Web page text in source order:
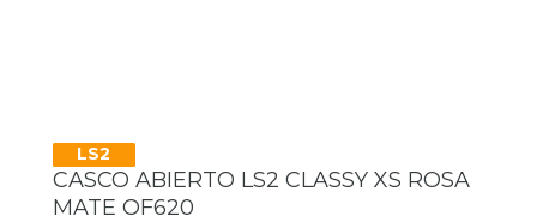
LS2
CASCO ABIERTO LS2 CLASSY XS ROSA
MATE OF620